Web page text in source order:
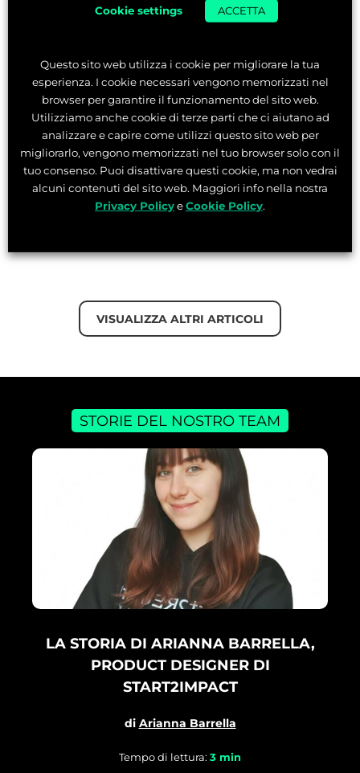
Lorenzo Angelini
Tempo di lettura:5 min
Andrea e Lorenzo sono passati da idee lasciate nel
cassetto alla creazione di Graffico.it. Partiti da
progetti personali e dubbi sul proprio percorso,
hanno trovato nella collaborazione e nella pe...
VISUALIZZA ALTRI ARTICOLI
STORIE DEL NOSTRO TEAM
LA STORIA DI ARIANNA BARRELLA,
PRODUCT DESIGNER DI
START2IMPACT
di Arianna Barrella
Tempo di lettura: 3 min
Cookie settings ACCETTA
Questo sito web utilizza i cookie per migliorare la tua
esperienza. I cookie necessari vengono memorizzati nel
browser per garantire il funzionamento del sito web.
Utilizziamo anche cookie di terze parti che ci aiutano ad
analizzare e capire come utilizzi questo sito web per
migliorarlo, vengono memorizzati nel tuo browser solo con il
tuo consenso. Puoi disattivare questi cookie, ma non vedrai
alcuni contenuti del sito web. Maggiori info nella nostra
Privacy PolicyeCookie Policy.